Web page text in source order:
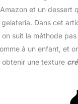
et un dessert
gelateria. Dans cet
suit la méthode
à un enfant, et
une texture